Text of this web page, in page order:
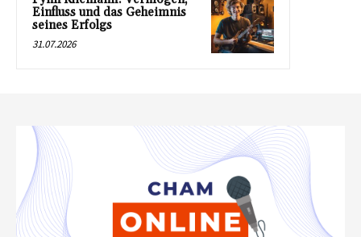
Einfluss und das Geheimnis
seines Erfolgs
31.07.2026